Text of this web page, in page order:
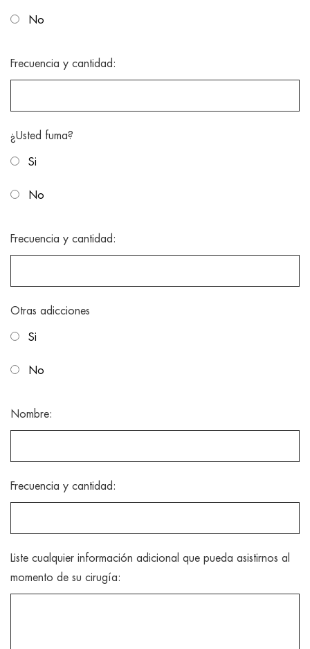
No
Frecuencia y cantidad:
¿Usted fuma?
Si
No
Frecuencia y cantidad:
Otras adicciones
Si
No
Nombre:
Frecuencia y cantidad:
Liste cualquier información adicional que pueda asistirnos al
momento de su cirugía: